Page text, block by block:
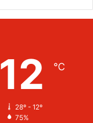
12 ℃
28º - 12º
75%